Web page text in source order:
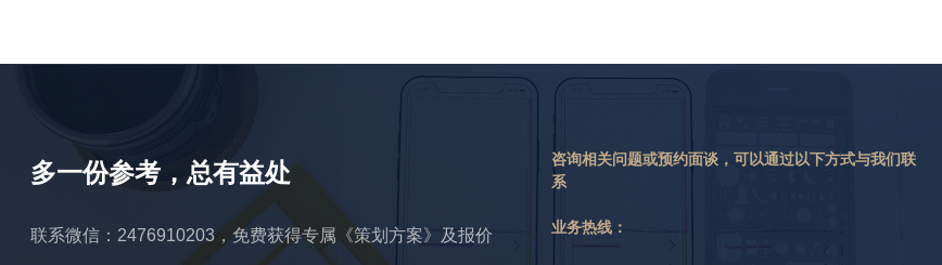
多一份参考，总有益处
联系微信：2476910203，免费获得专属《策划方案》及报价
咨询相关问题或预约面谈，可以通过以下方式与我们联
系
业务热线：